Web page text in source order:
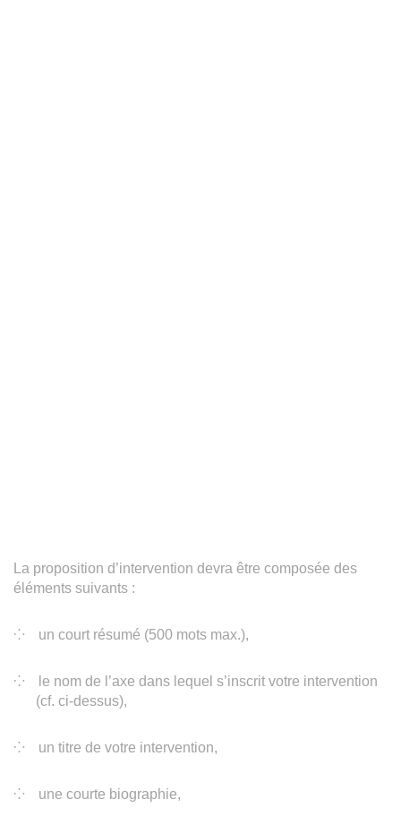
La proposition d’intervention devra être composée des
éléments suivants :
un court résumé (500 mots max.),
le nom de l’axe dans lequel s’inscrit votre intervention
(cf. ci-dessus),
un titre de votre intervention,
une courte biographie,